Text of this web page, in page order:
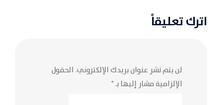
اترك تعليقاً
لن يتم نشر عنوان بريدك الإلكتروني. الحقول
الإلزامية مشار إليها بـ*